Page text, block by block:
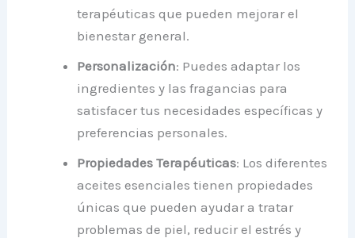
terapéuticas que pueden mejorar el
bienestar general.
Personalización: Puedes adaptar los
ingredientes y las fragancias para
satisfacer tus necesidades específicas y
preferencias personales.
Propiedades Terapéuticas: Los diferentes
aceites esenciales tienen propiedades
únicas que pueden ayudar a tratar
problemas de piel, reducir el estrés y